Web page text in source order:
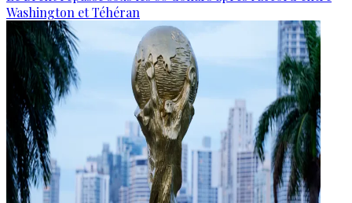
Washington et Téhéran